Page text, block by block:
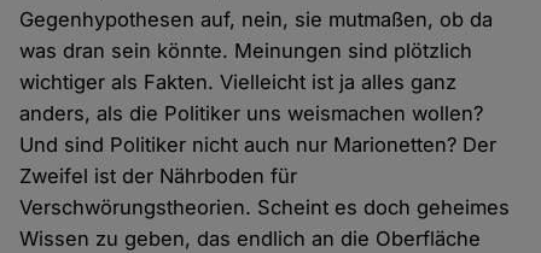
Gegenhypothesen auf, nein, sie mutmaßen, ob da
was dran sein könnte. Meinungen sind plötzlich
wichtiger als Fakten. Vielleicht ist ja alles ganz
anders, als die Politiker uns weismachen wollen?
Und sind Politiker nicht auch nur Marionetten? Der
Zweifel ist der Nährboden für
Verschwörungstheorien. Scheint es doch geheimes
Wissen zu geben, das endlich an die Oberfläche